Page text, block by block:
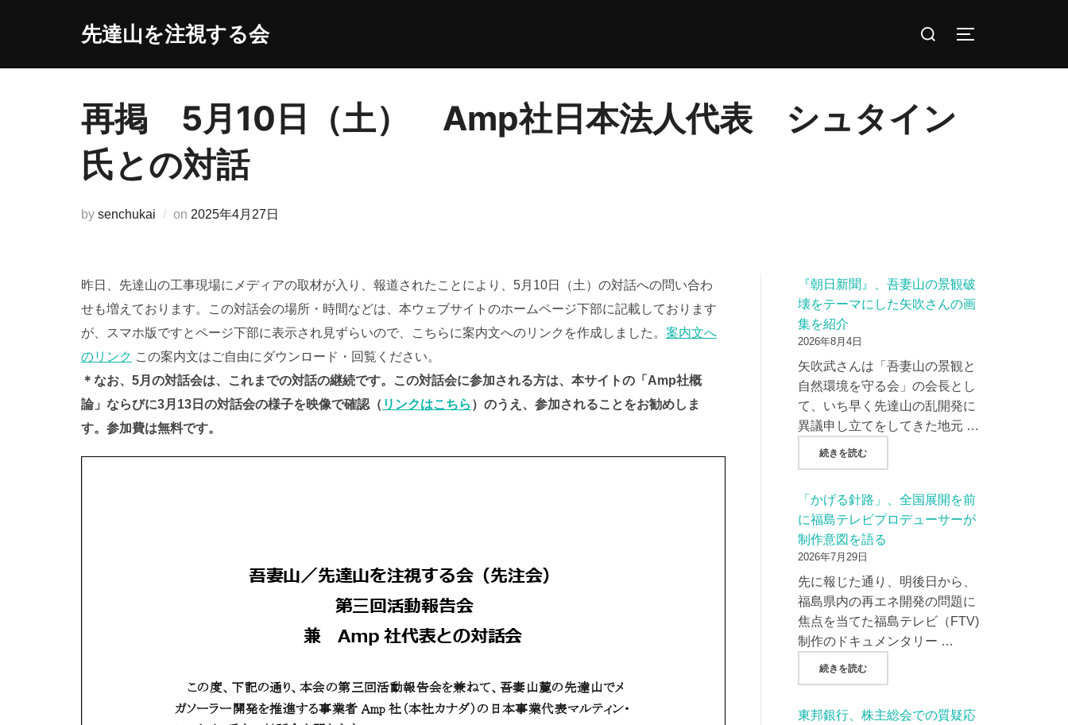
先達山を注視する会
検
対
サイドバーとナ
再掲 5月10日（土） Amp社日本法人代表 シュタイン
氏との対話
by senchukai on 投
2025年4月27日
昨日、先達山の工事現場にメディアの取材が入り、報道されたことにより、5月10日（土）の対話への問い合わ
せも増えております。この対話会の場所・時間などは、本ウェブサイトのホームページ下部に記載しております
が、スマホ版ですとページ下部に表示され見ずらいので、こちらに案内文へのリンクを作成しました。 案内文へ
のリンク この案内文はご自由にダウンロード・回覧ください。
＊なお、5月の対話会は、これまでの対話の継続です。この対話会に参加される方は、本サイトの「Amp社概
論」ならびに3月13日の対話会の様子を映像で確認（ リンクはこちら ）のうえ、参加されることをお勧めしま
す。参加費は無料です。
『朝日新聞』、吾妻山の景観破
壊をテーマにした矢吹さんの画
集を紹介
2026年8月4日
矢吹武さんは「吾妻山の景観と
自然環境を守る会」の会長とし
て、いち早く先達山の乱開発に
異議申し立てをしてきた地元 …
続きを読む"『朝日新聞』、吾妻山の景観破壊をテーマに
「かげる針路」、全国展開を前
に福島テレビプロデューサーが
制作意図を語る
2026年7月29日
先に報じた通り、明後日から、
福島県内の再エネ開発の問題に
焦点を当てた福島テレビ（FTV)
制作のドキュメンタリー …
続きを読む"「かげる針路」、全国展開を前に福島テレビ
東邦銀行、株主総会での質疑応